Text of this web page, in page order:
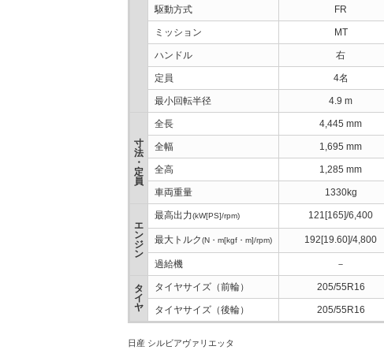
駆動方式 FR
ミッション MT
ハンドル 右
定員 4名
最小回転半径 4.9 m
寸
法
・
定
員
全長 4,445 mm
全幅 1,695 mm
全高 1,285 mm
車両重量 1330kg
エ
ン
ジ
ン
最高出力(kW[PS]/rpm) 121[165]/6,400
最大トルク(N・m[kgf・m]/rpm) 192[19.60]/4,800
過給機 －
タ
イ
ヤ
タイヤサイズ（前輪） 205/55R16
タイヤサイズ（後輪） 205/55R16
日産 シルビアヴァリエッタ